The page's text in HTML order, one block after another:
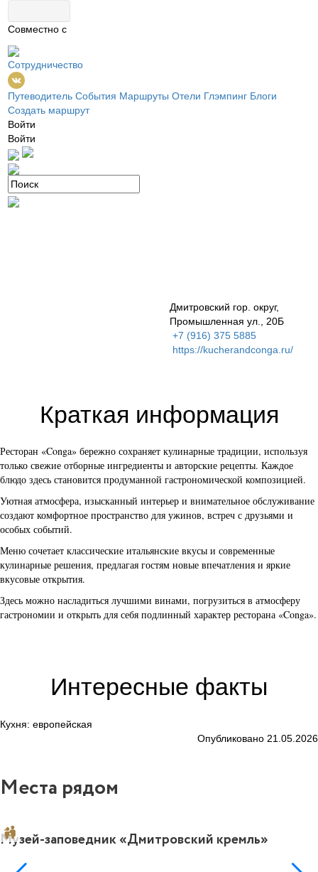
Совместно с
Сотрудничество
Путеводитель События Маршруты Отели Глэмпинг Блоги
Создать маршрут
Войти
Войти
Дмитровский гор. округ,
Промышленная ул., 20Б
+7 (916) 375 5885
https://kucherandconga.ru/
Краткая информация
Ресторан «Conga» бережно сохраняет кулинарные традиции, используя
только свежие отборные ингредиенты и авторские рецепты. Каждое
блюдо здесь становится продуманной гастрономической композицией.
Уютная атмосфера, изысканный интерьер и внимательное обслуживание
создают комфортное пространство для ужинов, встреч с друзьями и
особых событий.
Меню сочетает классические итальянские вкусы и современные
кулинарные решения, предлагая гостям новые впечатления и яркие
вкусовые открытия.
Здесь можно насладиться лучшими винами, погрузиться в атмосферу
гастрономии и открыть для себя подлинный характер ресторана «Conga».
Интересные факты
Кухня: европейская
Опубликовано 21.05.2026
Места рядом
Музей-заповедник «Дмитровский кремль»